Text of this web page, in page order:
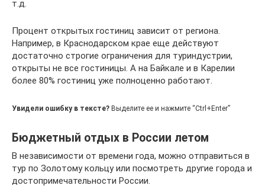
т.д.
Процент открытых гостиниц зависит от региона.
Например, в Краснодарском крае еще действуют
достаточно строгие ограничения для туриндустрии,
открыты не все гостиницы. А на Байкале и в Карелии
более 80% гостиниц уже полноценно работают.
Увидели ошибку в тексте? Выделите ее и нажмите “Ctrl+Enter”
Бюджетный отдых в России летом
В независимости от времени года, можно отправиться в
тур по Золотому кольцу или посмотреть другие города и
достопримечательности России.